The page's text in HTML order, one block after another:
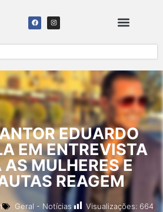
EDUARDO
EM ENTREVISTA
AS MULHERES E
REAGEM
Geral - Notícias Visualizações: 664